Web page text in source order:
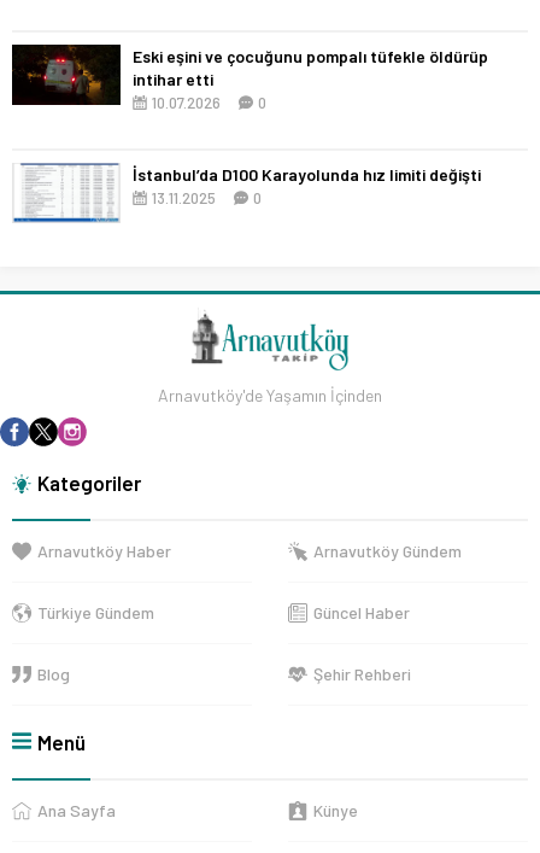
Eski eşini ve çocuğunu pompalı tüfekle öldürüp
intihar etti
10.07.2026 0
İstanbul’da D100 Karayolunda hız limiti değişti
13.11.2025 0
Arnavutköy'de Yaşamın İçinden
Kategoriler
Arnavutköy Haber Arnavutköy Gündem
Türkiye Gündem Güncel Haber
Blog Şehir Rehberi
Menü
Ana Sayfa Künye